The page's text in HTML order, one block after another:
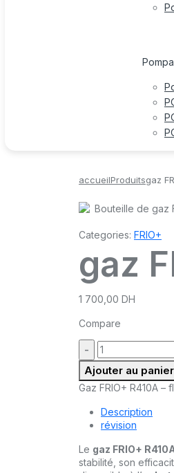
accueilProduitsgaz
Categories: FRIO+
gaz
1 700,00 DH
Compare
quantité
:
Ajouter au panier
Gaz FRIO+ R410A
Description
révision
Le gaz FRIO+
stabilité, son